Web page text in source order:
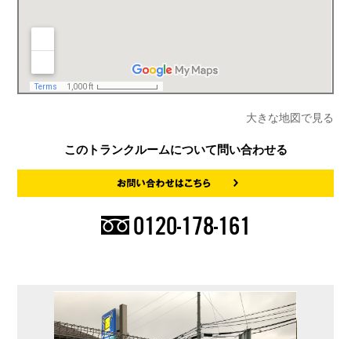
大きな地図で見る
このトランクルームについて問い合わせる
0120-178-161